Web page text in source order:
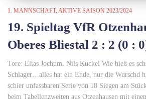
1. MANNSCHAFT AKTIVE SAISON 2023/2024
19. Spieltag VfR
Oberes Bliestal 2 : 2 (0 :
Tore: Elias Jochum, Nils Kuckel Wie hieß es
Schlager…alles hat ein Ende, nur die Wurschd
schier unfassbaren Serie von 18 Siegen am
beim Tabellenzweiten aus Otzenhausen mit